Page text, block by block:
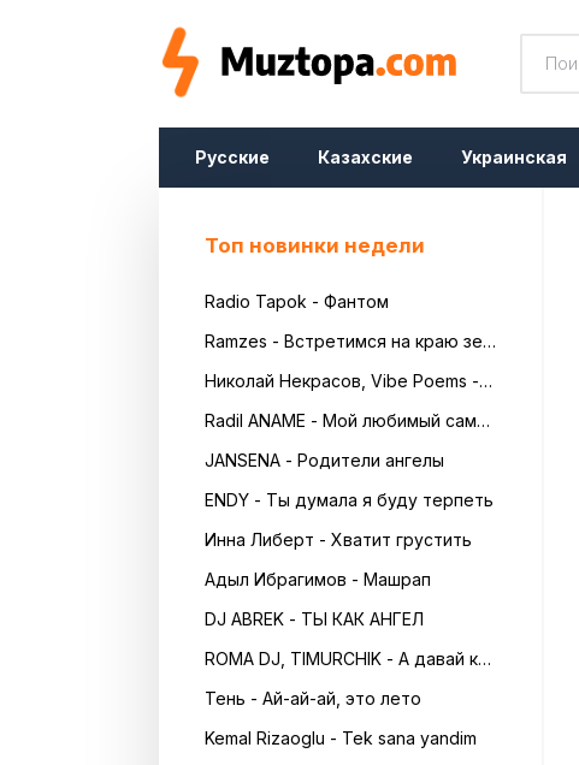
Русские Казахские Украинская
Топ новинки недели
Radio Tapok - Фантом
Ramzes - Встретимся на краю земли
Николай Некрасов, Vibe Poems - Русь
Radil ANAME - Мой любимый самый красивый
JANSENA - Родители ангелы
ENDY - Ты думала я буду терпеть
Инна Либерт - Хватит грустить
Адыл Ибрагимов - Машрап
DJ ABREK - ТЫ КАК АНГЕЛ
ROMA DJ, TIMURCHIK - А давай кружитись в танці
Тень - Ай-ай-ай, это лето
Kemal Rizaoglu - Tek sana yandim